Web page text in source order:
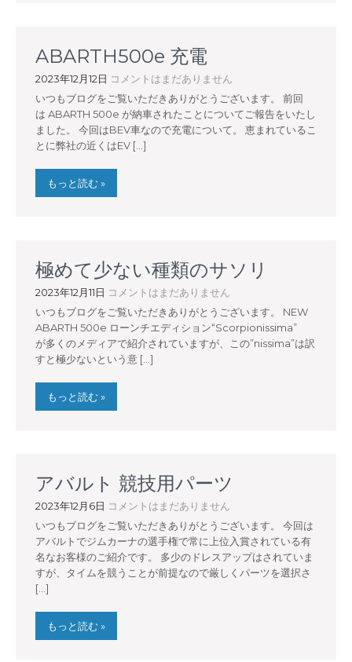
ABARTH500e 充電
2023年12月12日 コメントはまだありません
いつもブログをご覧いただきありがとうございます。 前回
は ABARTH 500e が納車されたことについてご報告をいたし
ました。 今回はBEV車なので充電について。 恵まれているこ
とに弊社の近くはEV […]
もっと読む »
極めて少ない種類のサソリ
2023年12月11日 コメントはまだありません
いつもブログをご覧いただきありがとうございます。 NEW
ABARTH 500e ローンチエディション“Scorpionissima”
が多くのメディアで紹介されていますが、この”nissima”は訳
すと極少ないという意 […]
もっと読む »
アバルト 競技用パーツ
2023年12月6日 コメントはまだありません
いつもブログをご覧いただきありがとうございます。 今回は
アバルトでジムカーナの選手権で常に上位入賞されている有
名なお客様のご紹介です。 多少のドレスアップはされていま
すが、タイムを競うことが前提なので厳しくパーツを選択さ
[…]
もっと読む »